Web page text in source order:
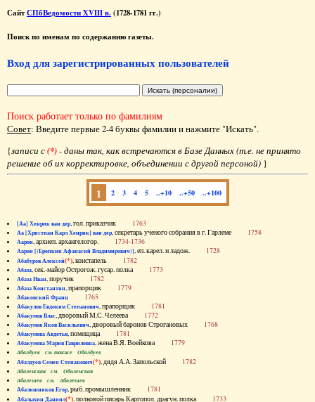
СайтСПбВедомости XVIII в. (1728-1781 гг.)
Поиск по именам по содержанию газеты.
Вход для зарегистрированных пользователей
Поиск работает только по фамилиям
Совет: Введите первые 2-4 буквы фамилии и нажмите "Искать".
{записи с(*)- даны так, как встречаются в Базе Данных (т.е. не принято
решение об их корректировке, объединении с другой персоной) }
1 2 3 4 5 ..+10 ..+50 ..+100
[Аа] Хенрик ван дер, гол. приказчик 1763
Аа [Христиан Карл Хенрик] ван дер, секретарь ученого собрания в г. Гарлеме 1758
Аарон, архиеп. архангелогор. 1734-1736
Аарон [(Еропкин Афанасий Владимирович)], еп. карел. и ладож. 1728
Абабуров Алексей(*), констапель 1782
Абаза, сек.-майор Острогож. гусар. полка 1773
Абаза Иван, поручик 1782
Абаза Константин, прапорщик 1779
Абаковский Франц 1765
Абакулов Евдоким Степанович, прапорщик 1781
Абакумов Влас, дворовый М.С. Челеева 1772
Абакумов Яков Васильевич, дворовый баронов Строгановых 1768
Абакумова Авдотья, помещица 1781
Абакумова Мария Гавриловна, жена В.Я. Воейкова 1779
Абалдуев см. также Оболдуев
Абалдуев Семен Степанович(*), дядя А.А. Запольской 1782
Абаленская см. Оболенская
Абалешев см. Аболешев
Абалишников Егор, рыб. промышленник 1781
Абалыхин Даниил(*), полковой писарь Каргопол. драгун. полка 1733